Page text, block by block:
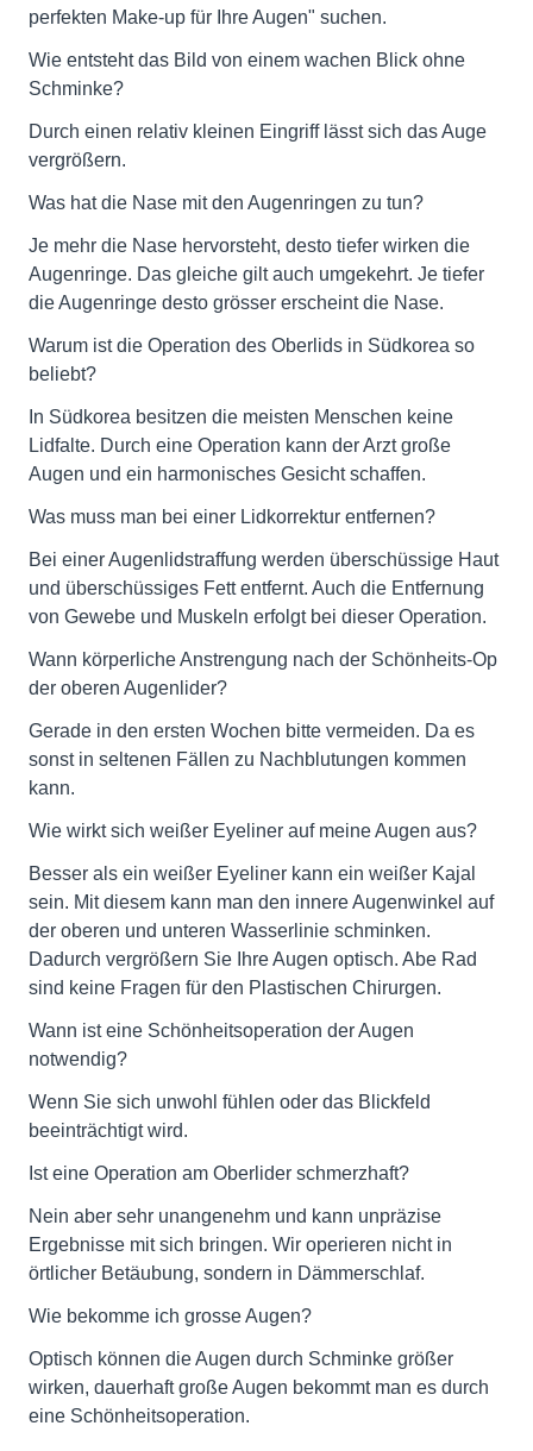
perfekten Make-up für Ihre Augen" suchen.
Wie entsteht das Bild von einem wachen Blick ohne
Schminke?
Durch einen relativ kleinen Eingriff lässt sich das Auge
vergrößern.
Was hat die Nase mit den Augenringen zu tun?
Je mehr die Nase hervorsteht, desto tiefer wirken die
Augenringe. Das gleiche gilt auch umgekehrt. Je tiefer
die Augenringe desto grösser erscheint die Nase.
Warum ist die Operation des Oberlids in Südkorea so
beliebt?
In Südkorea besitzen die meisten Menschen keine
Lidfalte. Durch eine Operation kann der Arzt große
Augen und ein harmonisches Gesicht schaffen.
Was muss man bei einer Lidkorrektur entfernen?
Bei einer Augenlidstraffung werden überschüssige Haut
und überschüssiges Fett entfernt. Auch die Entfernung
von Gewebe und Muskeln erfolgt bei dieser Operation.
Wann körperliche Anstrengung nach der Schönheits-Op
der oberen Augenlider?
Gerade in den ersten Wochen bitte vermeiden. Da es
sonst in seltenen Fällen zu Nachblutungen kommen
kann.
Wie wirkt sich weißer Eyeliner auf meine Augen aus?
Besser als ein weißer Eyeliner kann ein weißer Kajal
sein. Mit diesem kann man den innere Augenwinkel auf
der oberen und unteren Wasserlinie schminken.
Dadurch vergrößern Sie Ihre Augen optisch. Abe Rad
sind keine Fragen für den Plastischen Chirurgen.
Wann ist eine Schönheitsoperation der Augen
notwendig?
Wenn Sie sich unwohl fühlen oder das Blickfeld
beeinträchtigt wird.
Ist eine Operation am Oberlider schmerzhaft?
Nein aber sehr unangenehm und kann unpräzise
Ergebnisse mit sich bringen. Wir operieren nicht in
örtlicher Betäubung, sondern in Dämmerschlaf.
Wie bekomme ich grosse Augen?
Optisch können die Augen durch Schminke größer
wirken, dauerhaft große Augen bekommt man es durch
eine Schönheitsoperation.